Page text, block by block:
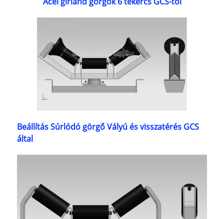
Beállítás Súrlódó görgő Vályú és visszatérés GCS
által